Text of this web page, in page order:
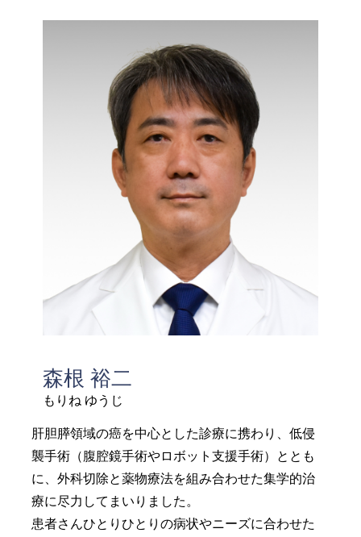
森根 裕二
もりね ゆうじ
肝胆膵領域の癌を中心とした診療に携わり、低侵
襲手術（腹腔鏡手術やロボット支援手術）ととも
に、外科切除と薬物療法を組み合わせた集学的治
療に尽力してまいりました。
患者さんひとりひとりの病状やニーズに合わせた